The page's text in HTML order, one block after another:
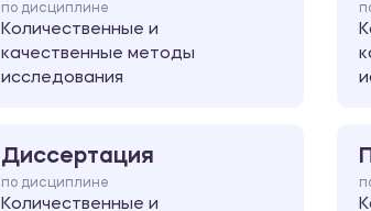
по дисциплине
Количественные и
качественные методы
исследования
Диссертация
по дисциплине
Количественные и